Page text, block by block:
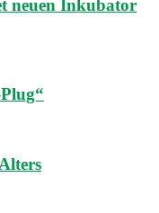
neuen Inkubator